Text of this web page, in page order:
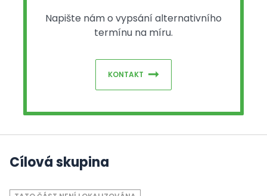
Napište nám o vypsání alternativního
termínu na míru.
KONTAKT
Cílová skupina